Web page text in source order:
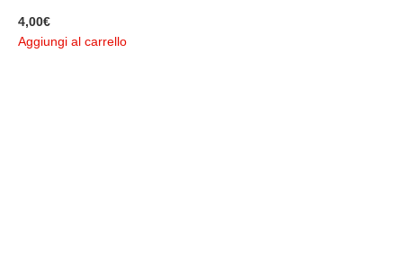
4,00€
Aggiungi al carrello